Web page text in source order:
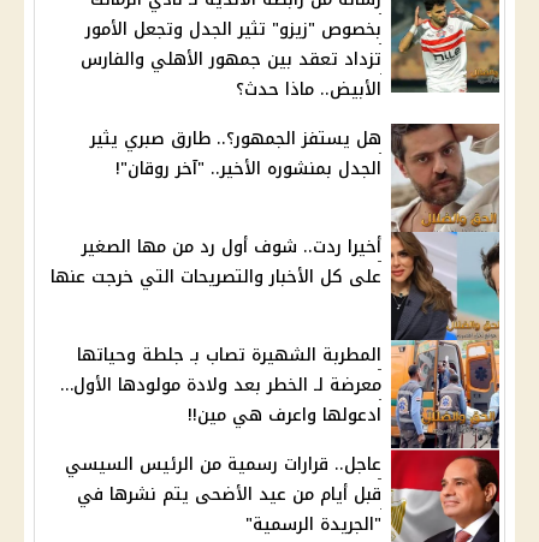
بخصوص "زيزو" تثير الجدل وتجعل الأمور
تزداد تعقد بين جمهور الأهلي والفارس
الأبيض.. ماذا حدث؟
هل يستفز الجمهور؟.. طارق صبري يثير
الجدل بمنشوره الأخير.. "آخر روقان"!
أخيرا ردت.. شوف أول رد من مها الصغير
على كل الأخبار والتصريحات التي خرجت عنها
المطربة الشهيرة تصاب بـ جلطة وحياتها
معرضة لـ الخطر بعد ولادة مولودها الأول…
ادعولها واعرف هي مين!!
عاجل.. قرارات رسمية من الرئيس السيسي
قبل أيام من عيد الأضحى يتم نشرها في
"الجريدة الرسمية"